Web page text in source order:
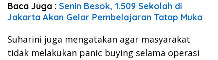
Baca Juga : Senin Besok, 1.509 Sekolah di
Jakarta Akan Gelar Pembelajaran Tatap Muka
Suharini juga mengatakan agar masyarakat
tidak melakukan panic buying selama operasi